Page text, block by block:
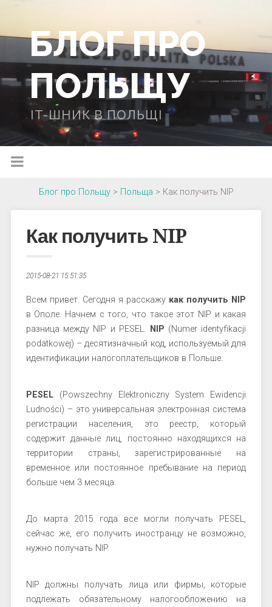
БЛОГ ПРО
ПОЛЬЩУ
IT-ШНИК В ПОЛЬЩІ
Блог про Польщу> Польща > Как получить NIP
Как получить NIP
2015-08-21 15:51:35
Всем привет. Сегодня я расскажу как получить NIP
в Ополе. Начнем с того, что такое этот NIP и какая
разница между NIP и PESEL.
NIP (Numer identyfikacji
podatkowej) – десятизначный код, используемый для
идентификации налогоплательщиков в Польше.
PESEL (Powszechny Elektroniczny System Ewidencji
Ludności) – это универсальная электронная система
регистрации населения, это реестр, который
содержит данные лиц, постоянно находящихся на
территории страны, зарегистрированные на
временное или постоянное пребывание на период
больше чем 3 месяца.
До марта 2015 года все могли получать PESEL,
сейчас же, его получить иностранцу не возможно,
нужно получать NIP.
NIP должны получать лица или фирмы, которые
подлежать обязательному налогообложению на